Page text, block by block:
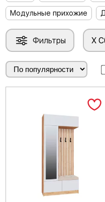
Модульные прихожие
Фильтры X